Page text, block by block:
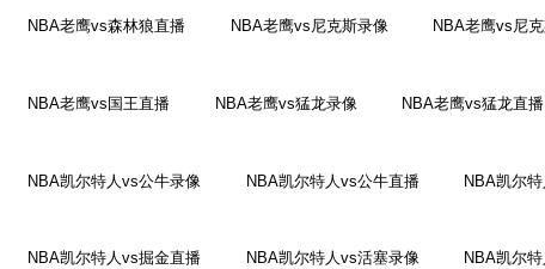
NBA老鹰vs森林狼直播 NBA老鹰vs尼克斯录像 NBA老鹰vs尼
NBA老鹰vs国王直播 NBA老鹰vs猛龙录像 NBA老鹰vs猛龙直播
NBA凯尔特人vs公牛录像 NBA凯尔特人vs公牛直播 NBA凯尔
NBA凯尔特人vs掘金直播 NBA凯尔特人vs活塞录像 NBA凯尔